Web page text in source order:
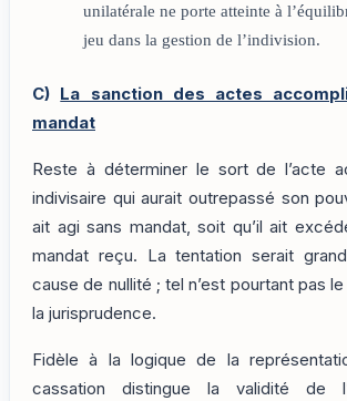
unilatérale ne porte atteinte à
jeu dans la gestion de l’indivision.
C) La sanction des actes
mandat
Reste à déterminer le sort de l’acte
indivisaire qui aurait outrepassé son
ait agi sans mandat, soit qu’il ait
mandat reçu. La tentation serait
cause de nullité ; tel n’est pourtant pas
la jurisprudence.
Fidèle à la logique de la
cassation distingue la validité de